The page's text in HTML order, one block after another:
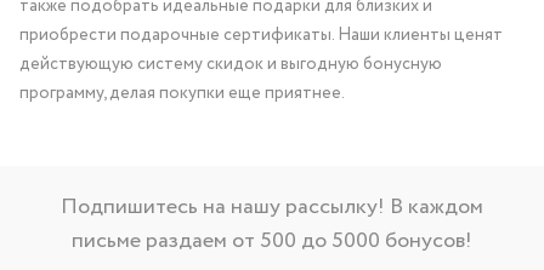
также подобрать идеальные подарки для близких и
приобрести подарочные сертификаты. Наши клиенты ценят
действующую систему скидок и выгодную бонусную
программу, делая покупки еще приятнее.
Подпишитесь на нашу рассылку! В каждом
письме раздаем от 500 до 5000 бонусов!